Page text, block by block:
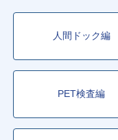
人間ドック編
PET検査編